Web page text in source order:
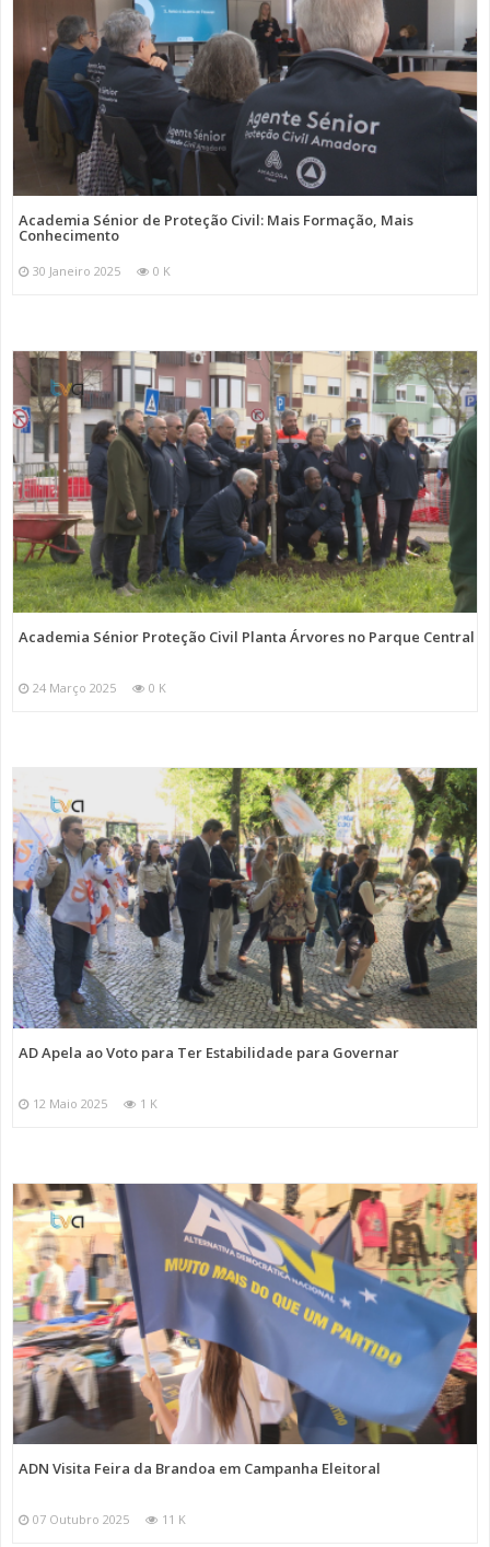
Academia Sénior de Proteção Civil: Mais Formação, Mais
Conhecimento
30 Janeiro 2025 0 K
Academia Sénior Proteção Civil Planta Árvores no Parque Central
24 Março 2025 0 K
AD Apela ao Voto para Ter Estabilidade para Governar
12 Maio 2025 1 K
ADN Visita Feira da Brandoa em Campanha Eleitoral
07 Outubro 2025 11 K